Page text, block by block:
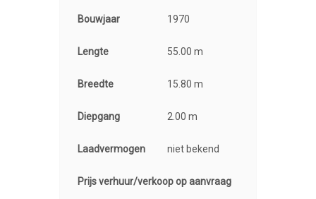
Bouwjaar 1970
Lengte 55.00 m
Breedte 15.80 m
Diepgang 2.00 m
Laadvermogen niet bekend
Prijs verhuur/verkoop op aanvraag